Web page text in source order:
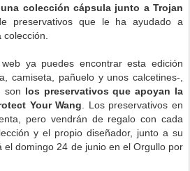
colección cápsula junto a Trojan
preservativos que le ha ayudado a
ya puedes encontrar esta edición
camiseta, pañuelo y unos calcetines-,
son los preservativos que apoyan la
Your Wang . Los preservativos en
pero vendrán de regalo con cada
y el propio diseñador, junto a su
el domingo 24 de junio en el Orgullo por